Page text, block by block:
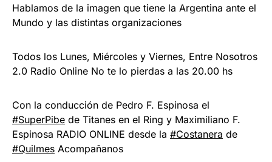
Hablamos de la imagen que tiene la Argentina ante el
Mundo y las distintas organizaciones
Todos los Lunes, Miércoles y Viernes, Entre Nosotros
2.0 Radio Online No te lo pierdas a las 20.00 hs
Con la conducción de Pedro F. Espinosa el
#SuperPibe de Titanes en el Ring y Maximiliano F.
Espinosa RADIO ONLINE desde la #Costanera de
#Quilmes Acompañanos